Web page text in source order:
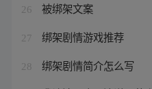
26 被绑架文案
27 绑架剧情游戏推荐
28 绑架剧情简介怎么写